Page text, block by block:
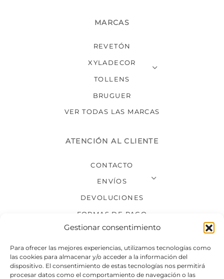
Gestionar consentimiento
Para ofrecer las mejores experiencias, utilizamos tecnologías como
las cookies para almacenar y/o acceder a la información del
dispositivo. El consentimiento de estas tecnologías nos permitirá
procesar datos como el comportamiento de navegación o las
MARCAS
REVETÓN
XYLADECOR
TOLLENS
BRUGUER
VER TODAS LAS MARCAS
ATENCIÓN AL CLIENTE
CONTACTO
ENVÍOS
DEVOLUCIONES
FORMAS DE PAGO
SÍGUENOS